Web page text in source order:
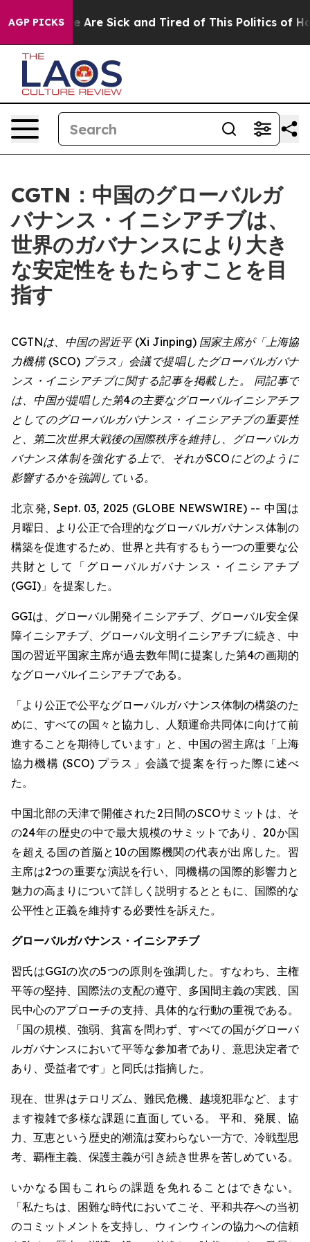
AGP PICKS
“People Are Sick and Tired of This Politics of
CGTN：中国のグローバルガ
バナンス・イニシアチブは、
世界のガバナンスにより大き
な安定性をもたらすことを目
指す
CGTNは、中国の習近平 (Xi Jinping) 国家主席が「上海協
力機構 (SCO) プラス」会議で提唱したグローバルガバナ
ンス・イニシアチブに関する記事を掲載した。 同記事で
は、中国が提唱した第4の主要なグローバルイニシアチブ
としてのグローバルガバナンス・イニシアチブの重要性
と、第二次世界大戦後の国際秩序を維持し、グローバルガ
バナンス体制を強化する上で、それがSCOにどのように
影響するかを強調している。
北京発, Sept. 03, 2025 (GLOBE NEWSWIRE) -- 中国は
月曜日、より公正で合理的なグローバルガバナンス体制の
構築を促進するため、世界と共有するもう一つの重要な公
共財として「グローバルガバナンス・イニシアチブ
(GGI)」を提案した。
GGIは、グローバル開発イニシアチブ、グローバル安全保
障イニシアチブ、グローバル文明イニシアチブに続き、中
国の習近平国家主席が過去数年間に提案した第4の画期的
なグローバルイニシアチブである。
「より公正で公平なグローバルガバナンス体制の構築のた
めに、すべての国々と協力し、人類運命共同体に向けて前
進することを期待しています」と、中国の習主席は「上海
協力機構 (SCO) プラス」会議で提案を行った際に述べ
た。
中国北部の天津で開催された2日間のSCOサミットは、そ
の24年の歴史の中で最大規模のサミットであり、20か国
を超える国の首脳と10の国際機関の代表が出席した。習
主席は2つの重要な演説を行い、同機構の国際的影響力と
魅力の高まりについて詳しく説明するとともに、国際的な
公平性と正義を維持する必要性を訴えた。
グローバルガバナンス・イニシアチブ
習氏はGGIの次の5つの原則を強調した。すなわち、主権
平等の堅持、国際法の支配の遵守、多国間主義の実践、国
民中心のアプローチの支持、具体的な行動の重視である。
「国の規模、強弱、貧富を問わず、すべての国がグローバ
ルガバナンスにおいて平等な参加者であり、意思決定者で
あり、受益者です」と同氏は指摘した。
現在、世界はテロリズム、難民危機、越境犯罪など、ます
ます複雑で多様な課題に直面している。 平和、発展、協
力、互恵という歴史的潮流は変わらない一方で、冷戦型思
考、覇権主義、保護主義が引き続き世界を苦しめている。
いかなる国もこれらの課題を免れることはできない。
「私たちは、困難な時代においてこそ、平和共存への当初
のコミットメントを支持し、ウィンウィンの協力への信頼